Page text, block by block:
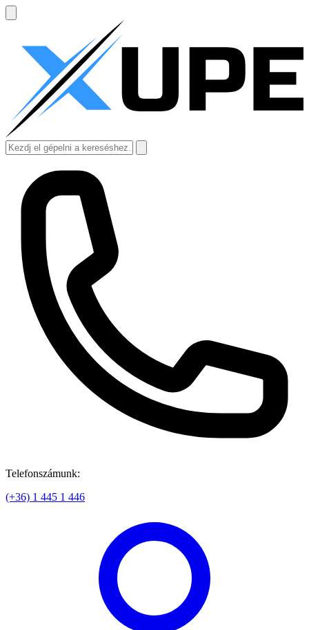
Telefonszámunk:
(+36) 1 445 1 446